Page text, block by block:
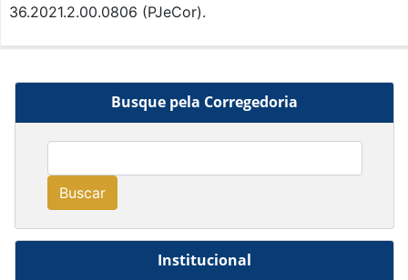
Busque pela Corregedoria
Buscar
Institucional
36.2021.2.00.0806 (PJeCor).